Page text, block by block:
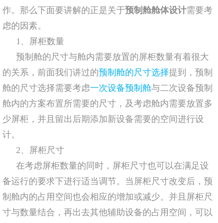
作。那么下面要讲解的正是关于预制舱舱体设计需要考
虑的因素。
1、屏柜数量
预制舱的尺寸与舱内需要放置的屏柜数量有着很大
的关系，前面我们讲过的预制舱的尺寸选择提到，预制
舱的尺寸选择需要考虑一次设备预制舱与二次设备预制
舱内的方案布置所需要的尺寸，及考虑舱内需要放置多
少屏柜，并且留出后期添加新设备需要的空间进行设
计。
2、屏柜尺寸
在考虑屏柜数量的同时，屏柜尺寸也可以在满足设
备运行的要求下进行适当调节。当屏柜尺寸改变后，预
制舱内的占用空间也会相应的增加或减少。并且屏柜尺
寸与数量结合，再出去其他辅助设备的占用空间，可以